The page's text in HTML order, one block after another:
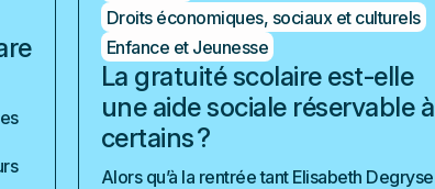
Droits économiques, sociaux et culturels
Enfance et Jeunesse
La gratuité scolaire est-elle
une aide sociale réservable à
certains ?
Alors qu’à la rentrée tant Elisabeth Degryse